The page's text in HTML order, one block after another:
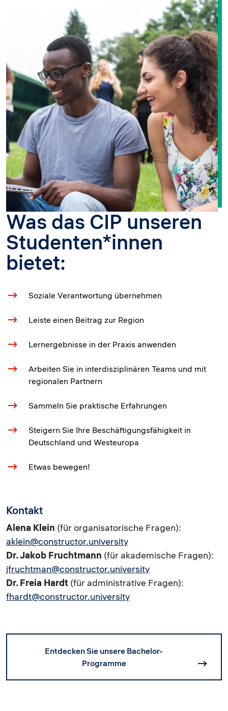
Was das CIP unseren
Studenten*innen
bietet:
Soziale Verantwortung übernehmen
Leiste einen Beitrag zur Region
Lernergebnisse in der Praxis anwenden
Arbeiten Sie in interdisziplinären Teams und mit
regionalen Partnern
Sammeln Sie praktische Erfahrungen
Steigern Sie Ihre Beschäftigungsfähigkeit in
Deutschland und Westeuropa
Etwas bewegen!
Kontakt
Alena Klein (für organisatorische Fragen):
aklein@constructor.university
Dr. Jakob Fruchtmann (für akademische Fragen):
jfruchtman@constructor.university
Dr. Freia Hardt (für administrative Fragen):
fhardt@constructor.university
Entdecken Sie unsere Bachelor-
Programme